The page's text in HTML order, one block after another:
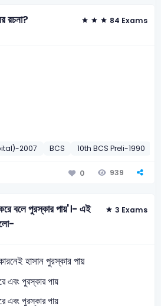
রচনা? 84 Exams
2007 BCS 10th BCS Preli-1990
0 939
বলে পুরস্কার পায়'।- এই
3 Exams
হাসান পুরস্কার পায়
এবং পুরস্কার পায়
এবং পুরস্কার পায়